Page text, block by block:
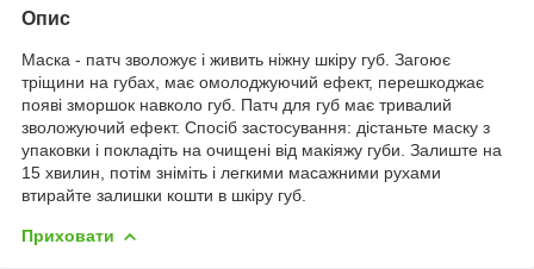
Опис
Маска - патч зволожує і живить ніжну шкіру губ. Загоює
тріщини на губах, має омолоджуючий ефект, перешкоджає
появі зморшок навколо губ. Патч для губ має тривалий
зволожуючий ефект. Спосіб застосування: дістаньте маску з
упаковки і покладіть на очищені від макіяжу губи. Залиште на
15 хвилин, потім зніміть і легкими масажними рухами
втирайте залишки кошти в шкіру губ.
Приховати